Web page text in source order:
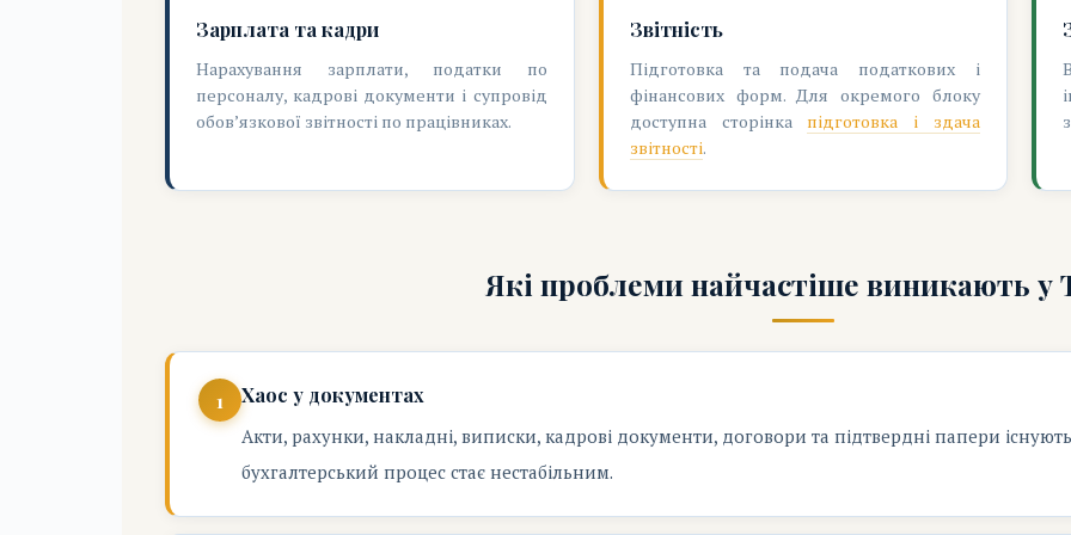
Зарплата та кадри
Нарахування зарплати, податки по
персоналу, кадрові документи і супровід
обов’язкової звітності по працівниках.
Звітність
Підготовка та подача податкових і
фінансових форм. Для окремого блоку
доступна сторінка підготовка і здача
звітності.
Які проблеми найчастіше виникають у
Хаос у документах
Акти, рахунки, накладні, виписки, кадрові документи, договори та підтвердні папери
бухгалтерський процес стає нестабільним.